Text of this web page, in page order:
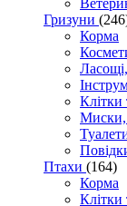
Гризуни
Корма
Клітки
Миски,
Птахи (164)
Корма
Клітки